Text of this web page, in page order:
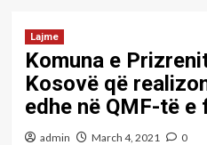
Lajme
Komuna e
Kosovë që
edhe në QMF-të
admin March 4, 2021 0